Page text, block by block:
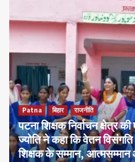
Patna बिहार राजनीति
पटना शिक्षक निर्वाचन क्षेत्र
ज्योति ने कहा कि वेतन
शिक्षक के सम्मान, आत्मसम्मान